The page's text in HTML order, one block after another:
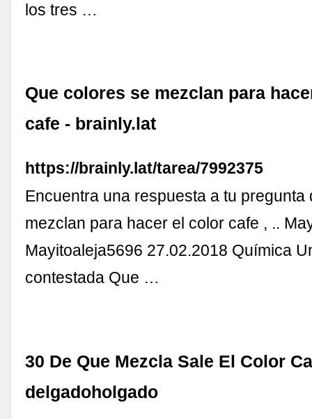
los tres …
Que colores se mezclan para
cafe - brainly.lat
https://brainly.lat/tarea/7992375
Encuentra una respuesta a tu pregunta
mezclan para hacer el color cafe , ..
Mayitoaleja5696 27.02.2018 Química
contestada Que …
30 De Que Mezcla Sale El Color
delgadoholgado